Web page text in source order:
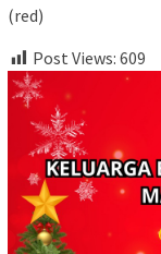
(red)
Post Views: 609